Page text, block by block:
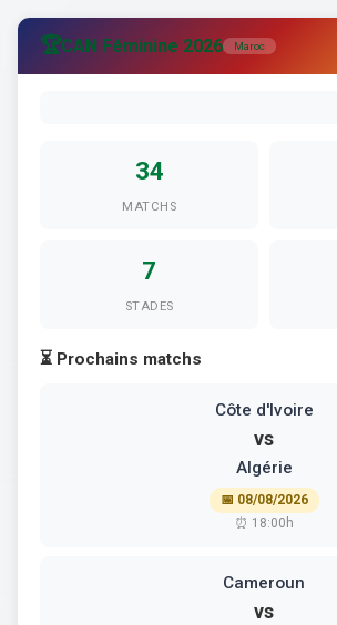
🏆CAN Féminine 2026 Maroc
34
MATCHS
7
STADES
⏳ Prochains matchs
Côte d'Ivoire
vs
Algérie
📅 08/08/2026
⏰ 18:00h
Cameroun
vs